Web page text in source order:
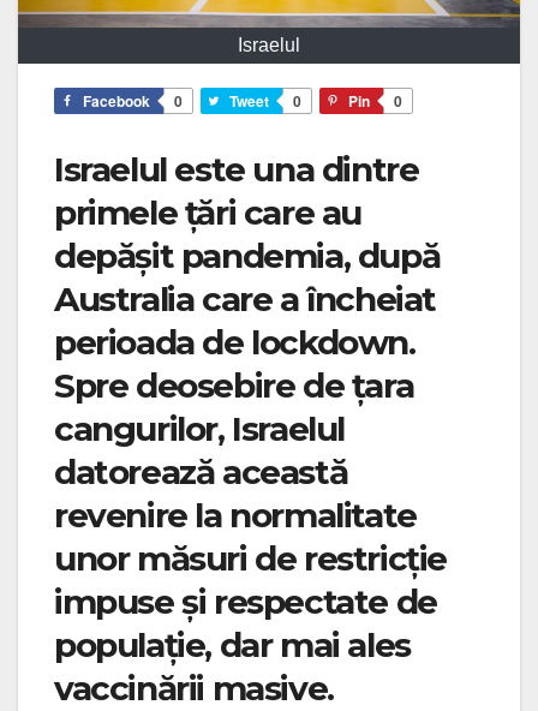
Israelul
Facebook 0 Tweet 0 Pin 0
Israelul este una dintre
primele țări care au
depășit pandemia, după
Australia care a încheiat
perioada de lockdown.
Spre deosebire de țara
cangurilor, Israelul
datorează această
revenire la normalitate
unor măsuri de restricție
impuse și respectate de
populație, dar mai ales
vaccinării masive.